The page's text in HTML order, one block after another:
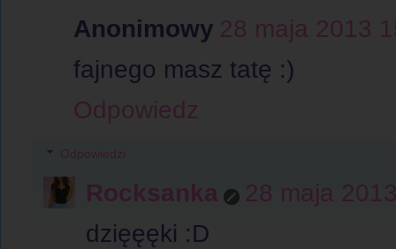
Anonimowy 28 maja 2013
fajnego masz tatę :)
Odpowiedz
Odpowiedzi
Rocksanka
28 maja
dzięęęki :D